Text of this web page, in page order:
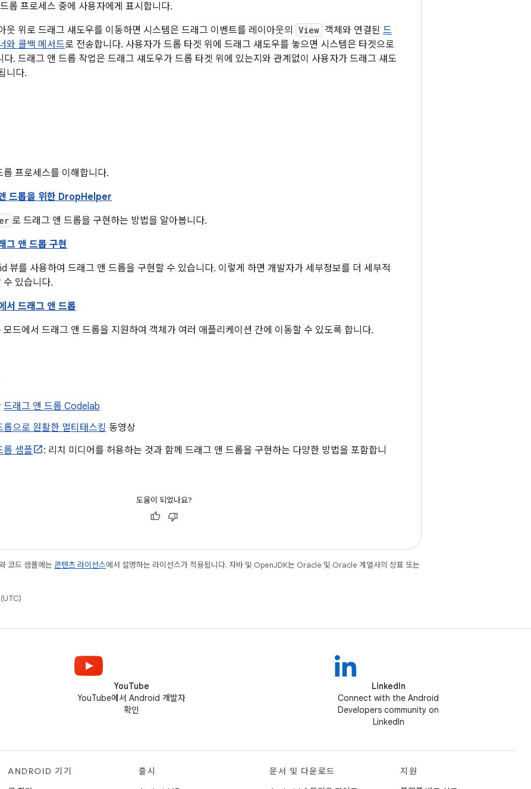
롭 프로세스 중에 사용자에게 표시합니다.
웃 위로 드래그 섀도우를 이동하면 시스템은 드래그 이벤트를 레이아웃의
View 객체와 연결된 드
와 콜백 메서드로 전송합니다. 사용자가 드롭 타겟 위에 드래그 섀도우를 놓으면 시스템은 타겟으로
다. 드래그 앤 드롭 작업은 드래그 섀도우가 드롭 타겟 위에 있는지와 관계없이 사용자가 드래그 섀도
니다.
롭 프로세스를 이해합니다.
드롭을 위한 DropHelper
로 드래그 앤 드롭을 구현하는 방법을 알아봅니다.
그 앤 드롭 구현
뷰를 사용하여 드래그 앤 드롭을 구현할 수 있습니다. 이렇게 하면 개발자가 세부정보를 더 세부적
수 있습니다.
서 드래그 앤 드롭
모드에서 드래그 앤 드롭을 지원하여 객체가 여러 애플리케이션 간에 이동할 수 있도록 합니다.
드래그 앤 드롭 Codelab
롭으로 원활한 멀티태스킹 동영상
롭 샘플
: 리치 미디어를 허용하는 것과 함께 드래그 앤 드롭을 구현하는 다양한 방법을 포함합니
도움이 되었나요?
코드 샘플에는 콘텐츠 라이선스에서 설명하는 라이선스가 적용됩니다. 자바 및 OpenJDK는 Oracle 및 Oracle 계열사의 상표 또는
YouTube
YouTube에서 Android 개발자
확인
LinkedIn
Connect with the Android
Developers community on
LinkedIn
ANDROID 기기
출시
문서 및 다운로드
지원